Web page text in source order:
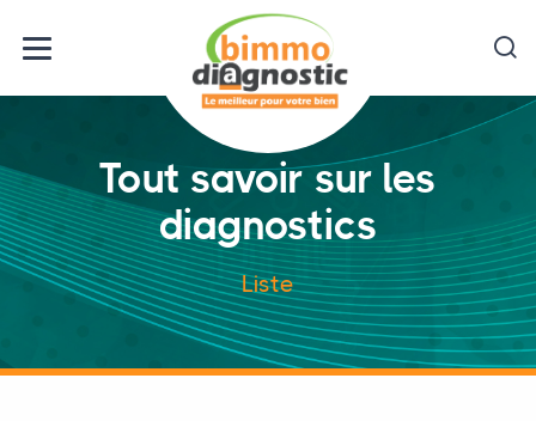
Tout savoir sur les
diagnostics
Liste